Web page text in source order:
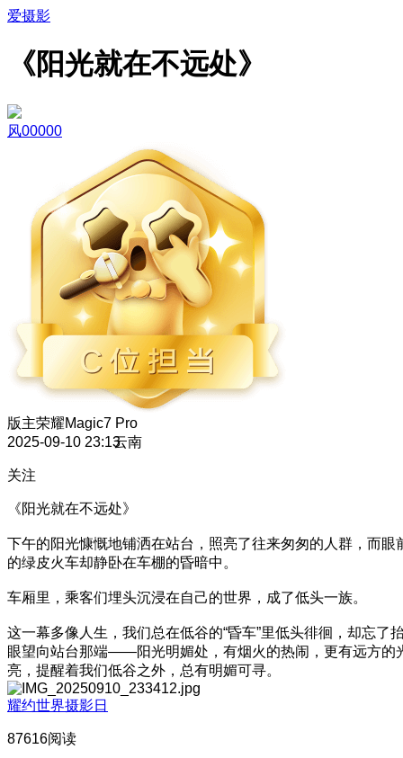
爱摄影
《阳光就在不远处》
风00000
版主荣耀Magic7 Pro
2025-09-10 23:13云南
关注
《阳光就在不远处》
下午的阳光慷慨地铺洒在站台，照亮了往来匆匆的人群，而眼
的绿皮火车却静卧在车棚的昏暗中。
车厢里，乘客们埋头沉浸在自己的世界，成了低头一族。
这一幕多像人生，我们总在低谷的“昏车”里低头徘徊，却忘了
眼望向站台那端——阳光明媚处，有烟火的热闹，更有远方的
亮，提醒着我们低谷之外，总有明媚可寻。
耀约世界摄影日
87616阅读